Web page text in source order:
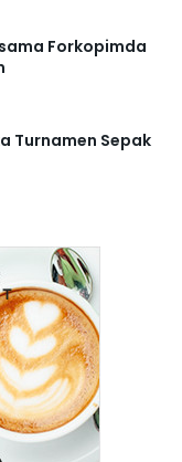
Forkopimda
Turnamen Sepak